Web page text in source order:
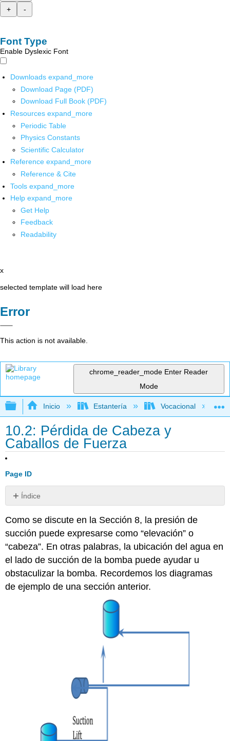
+
-
Font Type
Enable Dyslexic Font
Downloads expand_more
Download Page (PDF)
Download Full Book (PDF)
Resources expand_more
Periodic Table
Physics Constants
Scientific Calculator
Reference expand_more
Reference & Cite
Tools expand_more
Help expand_more
Get Help
Feedback
Readability
x
selected template will load here
Error
This action is not available.
chrome_reader_mode Enter Reader
Mode
Expandir/contraer jerarquía global
Inicio Estantería Vocacional
10.2: Pérdida de Cabeza y
Caballos de Fuerza
Page ID
Índice
Como se discute en la Sección 8, la presión de
succión puede expresarse como “elevación” o
“cabeza”. En otras palabras, la ubicación del agua en
el lado de succión de la bomba puede ayudar u
obstaculizar la bomba. Recordemos los diagramas
de ejemplo de una sección anterior.